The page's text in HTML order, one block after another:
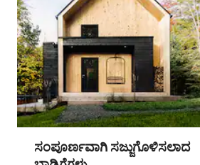
ಸಂಪೂರ್ಣವಾಗಿ ಸಜ್ಜುಗೊಳಿಸಲಾದ